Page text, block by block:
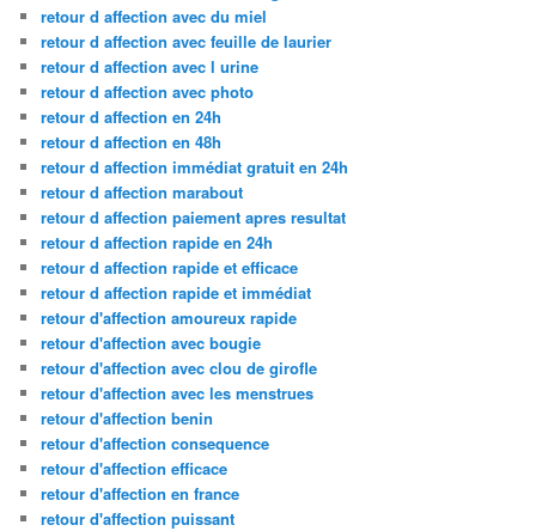
retour d affection avec du miel
retour d affection avec feuille de laurier
retour d affection avec l urine
retour d affection avec photo
retour d affection en 24h
retour d affection en 48h
retour d affection immédiat gratuit en 24h
retour d affection marabout
retour d affection paiement apres resultat
retour d affection rapide en 24h
retour d affection rapide et efficace
retour d affection rapide et immédiat
retour d'affection amoureux rapide
retour d'affection avec bougie
retour d'affection avec clou de girofle
retour d'affection avec les menstrues
retour d'affection benin
retour d'affection consequence
retour d'affection efficace
retour d'affection en france
retour d'affection puissant